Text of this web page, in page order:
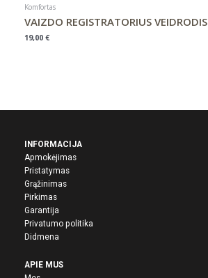
Komfortas
VAIZDO REGISTRATORIUS VEIDRODIS
19,00 €
INFORMACIJA
Apmokėjimas
Pristatymas
Grąžinimas
Pirkimas
Garantija
Privatumo politika
Didmena
APIE MUS